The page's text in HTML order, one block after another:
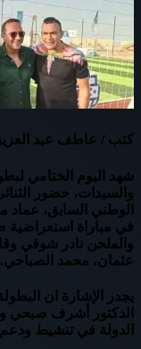
كتب / عاطف عبد العزيز
شهد اليوم الختامي
والسيدات، حضور
الوطني السابق، عماد
في مباراة
والملحن نادر شوقي
عثمان، محمد الصباحي.
يجدر الإشارة ان
الدكتور أشرف صبحي
الدولة في تنشيط